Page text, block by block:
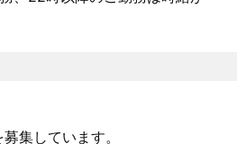
集しています。